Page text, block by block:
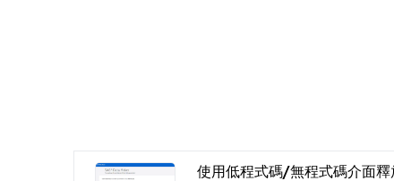
使用低程式碼/無程式碼介面